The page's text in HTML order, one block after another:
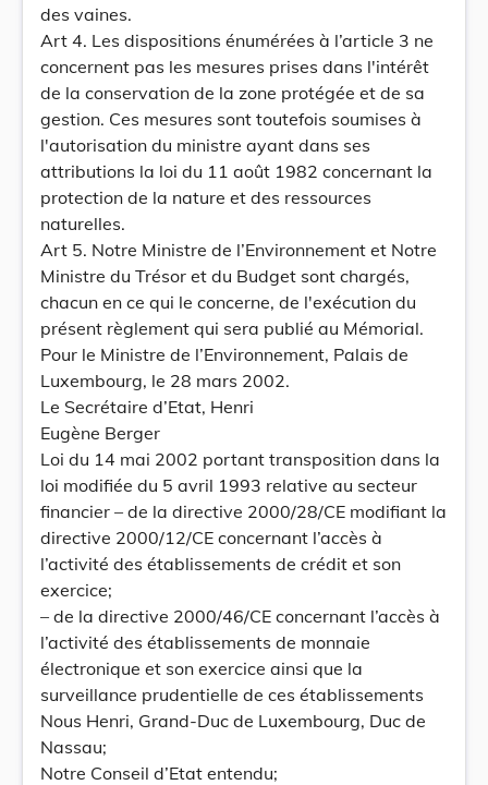
des vaines.
Art 4. Les dispositions énumérées à l’article 3 ne
concernent pas les mesures prises dans l'intérêt
de la conservation de la zone protégée et de sa
gestion. Ces mesures sont toutefois soumises à
l'autorisation du ministre ayant dans ses
attributions la loi du 11 août 1982 concernant la
protection de la nature et des ressources
naturelles.
Art 5. Notre Ministre de l’Environnement et Notre
Ministre du Trésor et du Budget sont chargés,
chacun en ce qui le concerne, de l'exécution du
présent règlement qui sera publié au Mémorial.
Pour le Ministre de l’Environnement, Palais de
Luxembourg, le 28 mars 2002.
Le Secrétaire d’Etat, Henri
Eugène Berger
Loi du 14 mai 2002 portant transposition dans la
loi modifiée du 5 avril 1993 relative au secteur
financier – de la directive 2000/28/CE modifiant la
directive 2000/12/CE concernant l’accès à
l’activité des établissements de crédit et son
exercice;
– de la directive 2000/46/CE concernant l’accès à
l’activité des établissements de monnaie
électronique et son exercice ainsi que la
surveillance prudentielle de ces établissements
Nous Henri, Grand-Duc de Luxembourg, Duc de
Nassau;
Notre Conseil d’Etat entendu;